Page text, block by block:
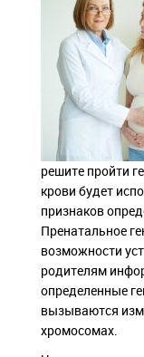
решите пройти
крови будет
признаков
Пренатальное
возможности
родителям
определенные
вызываются
хромосомах.